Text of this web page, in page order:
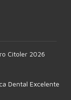
Citoler 2026
Dental Excelente